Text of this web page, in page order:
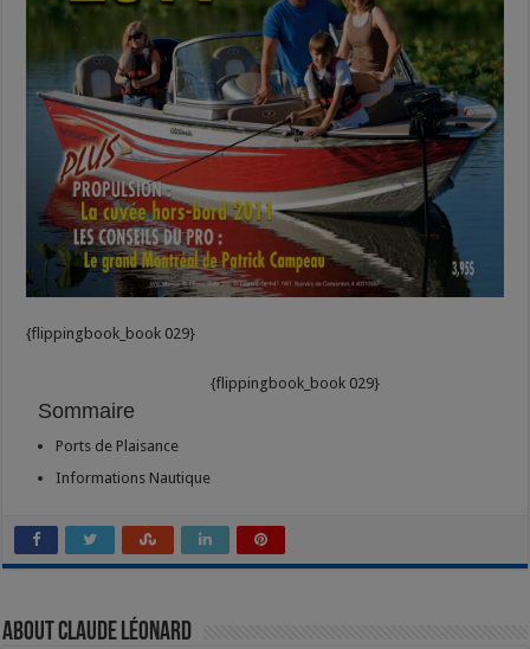
{flippingbook_book 029}
Sommaire
Ports de Plaisance
Informations Nautique
{flippingbook_book 029}
About Claude Léonard